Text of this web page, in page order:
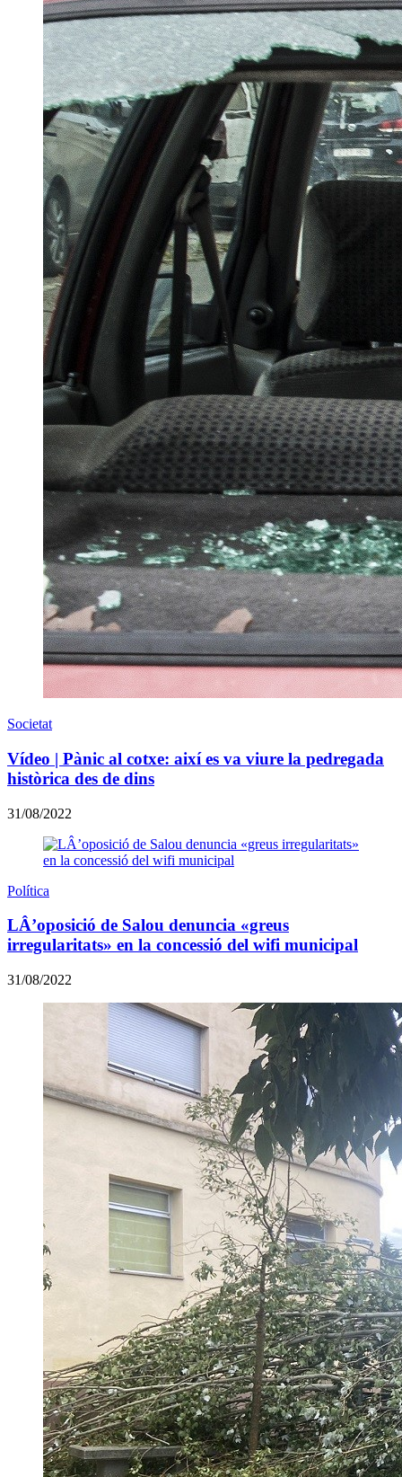
Societat
Vídeo | Pànic al cotxe: així es va viure la pedregada
històrica des de dins
31/08/2022
Política
LÂ’oposició de Salou denuncia «greus
irregularitats» en la concessió del wifi municipal
31/08/2022